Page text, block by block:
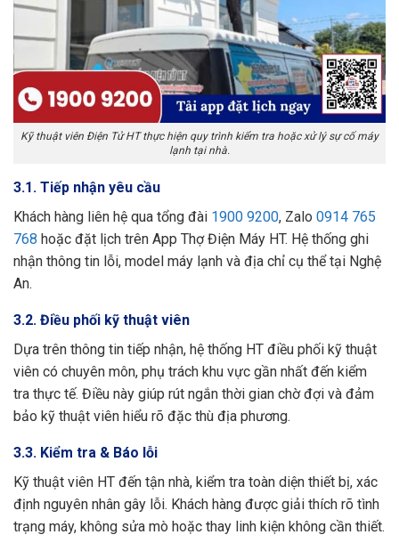
Kỹ thuật viên Điện Tử HT thực hiện quy trình kiểm tra hoặc xử lý sự cố máy
lạnh tại nhà.
3.1. Tiếp nhận yêu cầu
Khách hàng liên hệ qua tổng đài 1900 9200, Zalo 0914 765
768 hoặc đặt lịch trên App Thợ Điện Máy HT. Hệ thống ghi
nhận thông tin lỗi, model máy lạnh và địa chỉ cụ thể tại Nghệ
An.
3.2. Điều phối kỹ thuật viên
Dựa trên thông tin tiếp nhận, hệ thống HT điều phối kỹ thuật
viên có chuyên môn, phụ trách khu vực gần nhất đến kiểm
tra thực tế. Điều này giúp rút ngắn thời gian chờ đợi và đảm
bảo kỹ thuật viên hiểu rõ đặc thù địa phương.
3.3. Kiểm tra & Báo lỗi
Kỹ thuật viên HT đến tận nhà, kiểm tra toàn diện thiết bị, xác
định nguyên nhân gây lỗi. Khách hàng được giải thích rõ tình
trạng máy, không sửa mò hoặc thay linh kiện không cần thiết.